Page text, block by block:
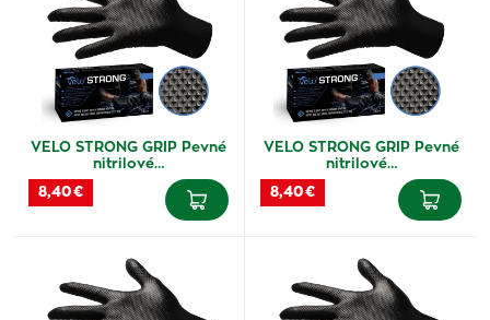
VELO STRONG GRIP Pevné
nitrilové…
8,40 €
VELO STRONG GRIP Pevné
nitrilové…
8,40 €